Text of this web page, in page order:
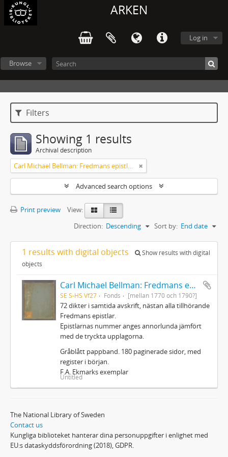
ARKEN
Log in
Browse
Filters
Showing 1 results
Archival description
Carl Michael Bellman: Fredmans epistlar m.m.
Advanced search options
Print preview
View:
Sort by: End date
Direction: Descending
1 results with digital objects
Show results with digital
objects
Carl Michael Bellman: Fredmans epistlar m.m.
SE S-HS Vf27 Fonds [mellan 1770 och 1790?]
72 dikter i samtida avskrift, nästan alla tillhörande
Fredmans epistlar.
Epistlarnas nummer anges annorlunda jämfört
med de tryckta upplagorna.
Gråblått pappband. 180 paginerade sidor, med
register i början.
F.A. Ekmarks exemplar
Untitled
The National Library of Sweden
Contact us
Kungliga biblioteket hanterar dina personuppgifter i enlighet med
EU:s dataskyddsförordning (2018), GDPR.